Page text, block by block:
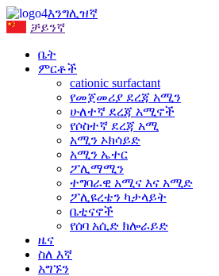
እንግሊዝኛ
ቻይንኛ
ቤት
ምርቶች
cationic surfactant
የመጀመሪያ ደረጃ አሚን
ሁለተኛ ደረጃ አሚኖች
የሶስተኛ ደረጃ አሚ
አሚን ኦክሳይድ
አሚን ኤተር
ፖሊማሚን
ተግባራዊ አሚና እና አሚድ
ፖሊዩረቴን ካታላይት
ቤቲናኖች
የሰባ አሲድ ክሎራይድ
ዜና
ስለ እኛ
አግኙን